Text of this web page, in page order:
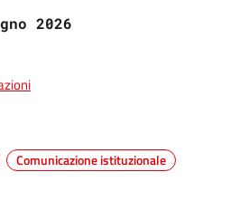
2026
Comunicazione istituzionale